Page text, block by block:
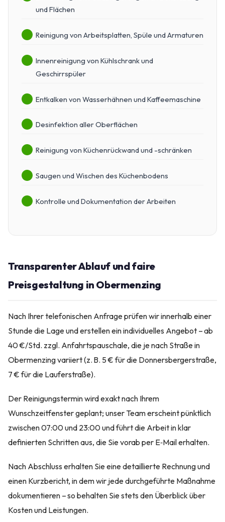
und Flächen
Reinigung von Arbeitsplatten, Spüle und Armaturen
Innenreinigung von Kühlschrank und
Geschirrspüler
Entkalken von Wasserhähnen und Kaffeemaschine
Desinfektion aller Oberflächen
Reinigung von Küchenrückwand und -schränken
Saugen und Wischen des Küchenbodens
Kontrolle und Dokumentation der Arbeiten
Transparenter Ablauf und faire
Preisgestaltung in Obermenzing
Nach Ihrer telefonischen Anfrage prüfen wir innerhalb einer
Stunde die Lage und erstellen ein individuelles Angebot – ab
40 €/Std. zzgl. Anfahrtspauschale, die je nach Straße in
Obermenzing variiert (z. B. 5 € für die Donnersbergerstraße,
7 € für die Lauferstraße).
Der Reinigungstermin wird exakt nach Ihrem
Wunschzeitfenster geplant; unser Team erscheint pünktlich
zwischen 07:00 und 23:00 und führt die Arbeit in klar
definierten Schritten aus, die Sie vorab per E‑Mail erhalten.
Nach Abschluss erhalten Sie eine detaillierte Rechnung und
einen Kurzbericht, in dem wir jede durchgeführte Maßnahme
dokumentieren – so behalten Sie stets den Überblick über
Kosten und Leistungen.